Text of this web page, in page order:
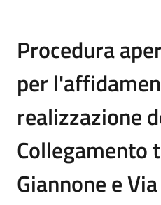
Procedura
per
realizzazione
Collegamento
Giannone e